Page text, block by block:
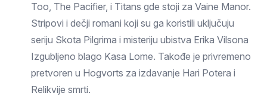
Too, The Pacifier, i Titans gde stoji za Vaine Manor.
Stripovi i dečji romani koji su ga koristili uključuju
seriju Skota Pilgrima i misteriju ubistva Erika Vilsona
Izgubljeno blago Kasa Lome. Takođe je privremeno
pretvoren u Hogvorts za izdavanje Hari Potera i
Relikvije smrti.